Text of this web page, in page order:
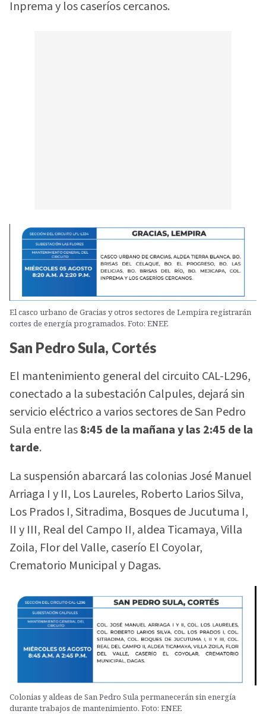
Inprema y los caseríos cercanos.
El casco urbano de Gracias y otros sectores de Lempira registrarán
cortes de energía programados. Foto: ENEE
San Pedro Sula, Cortés
El mantenimiento general del circuito CAL-L296,
conectado a la subestación Calpules, dejará sin
servicio eléctrico a varios sectores de San Pedro
Sula entre las8:45 de la mañana y las 2:45 de la
tarde.
La suspensión abarcará las colonias José Manuel
Arriaga I y II, Los Laureles, Roberto Larios Silva,
Los Prados I, Sitradima, Bosques de Jucutuma I,
II y III, Real del Campo II, aldea Ticamaya, Villa
Zoila, Flor del Valle, caserío El Coyolar,
Crematorio Municipal y Dagas.
Colonias y aldeas de San Pedro Sula permanecerán sin energía
durante trabajos de mantenimiento. Foto: ENEE